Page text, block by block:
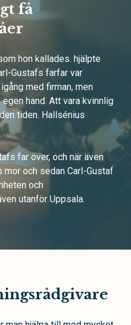
få
hon kallades. hjälpte
Gustafs farfar var
med firman, men
hand. Att vara kvinnlig
tiden. Hallsénius
far över, och när även
och sedan Carl-Gustaf
och
utanför Uppsala.